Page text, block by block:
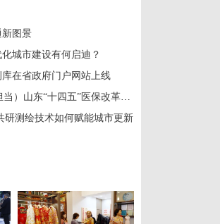
新图景
城市建设有何启迪？
在省政府门户网站上线
（聚焦“十四五” 展现新担当）山东“十四五”医保改革交惠民答卷
研测绘技术如何赋能城市更新